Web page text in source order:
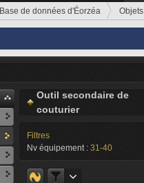
Base de données d'Éorzéa Objets
Outil secondaire de
couturier
Filtres
Nv équipement : 31-40